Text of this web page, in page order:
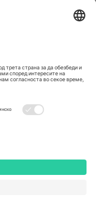
Road, London, Greater
Switzerland
Arab Emirates
Silicon Oasis, DDP
Office 302, Dubai,